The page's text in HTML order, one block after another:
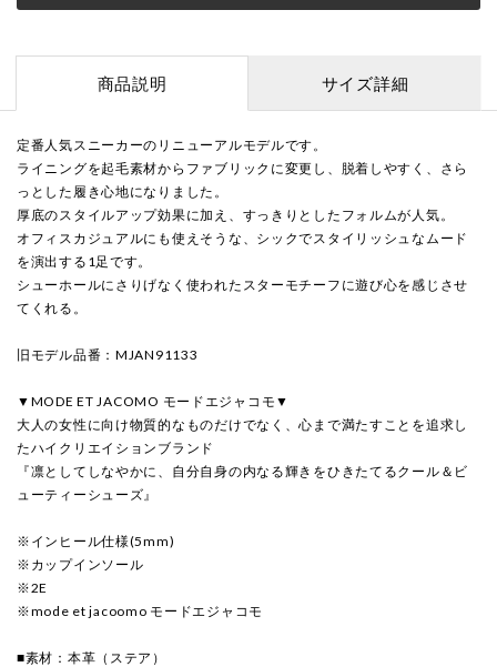
商品説明 サイズ詳細
定番人気スニーカーのリニューアルモデルです。
ライニングを起毛素材からファブリックに変更し、脱着しやすく、さら
っとした履き心地になりました。
厚底のスタイルアップ効果に加え、すっきりとしたフォルムが人気。
オフィスカジュアルにも使えそうな、シックでスタイリッシュなムード
を演出する1足です。
シューホールにさりげなく使われたスターモチーフに遊び心を感じさせ
てくれる。
旧モデル品番：MJAN91133
▼MODE ET JACOMO モードエジャコモ▼
大人の女性に向け物質的なものだけでなく、心まで満たすことを追求し
たハイクリエイションブランド
『凛としてしなやかに、自分自身の内なる輝きをひきたてるクール＆ビ
ューティーシューズ』
※インヒール仕様(5mm)
※カップインソール
※2E
※mode et jacoomo モードエジャコモ
■素材：本革（ステア）